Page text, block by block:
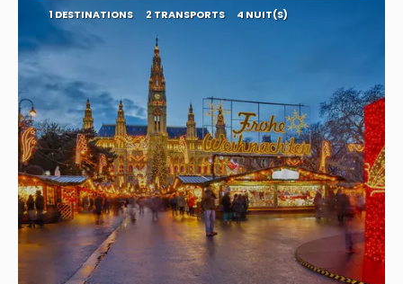
1 DESTINATIONS 2 TRANSPORTS 4 NUIT(S)